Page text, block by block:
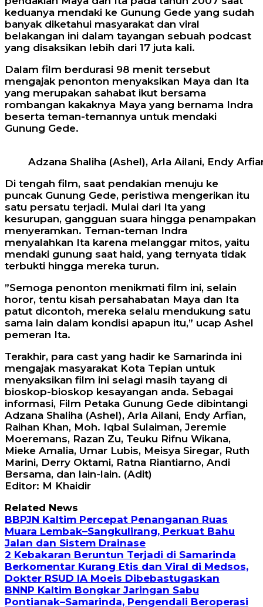
keduanya mendaki ke Gunung Gede yang sudah
banyak diketahui masyarakat dan viral
belakangan ini dalam tayangan sebuah podcast
yang disaksikan lebih dari 17 juta kali.
Dalam film berdurasi 98 menit tersebut
mengajak penonton menyaksikan Maya dan Ita
yang merupakan sahabat ikut bersama
rombangan kakaknya Maya yang bernama Indra
beserta teman-temannya untuk mendaki
Gunung Gede.
Adzana Shaliha (Ashel), Arla Ailani, Endy
Di tengah film, saat pendakian menuju ke
puncak Gunung Gede, peristiwa mengerikan itu
satu persatu terjadi. Mulai dari Ita yang
kesurupan, gangguan suara hingga penampakan
menyeramkan. Teman-teman Indra
menyalahkan Ita karena melanggar mitos, yaitu
mendaki gunung saat haid, yang ternyata tidak
terbukti hingga mereka turun.
”Semoga penonton menikmati film ini, selain
horor, tentu kisah persahabatan Maya dan Ita
patut dicontoh, mereka selalu mendukung satu
sama lain dalam kondisi apapun itu,” ucap Ashel
pemeran Ita.
Terakhir, para cast yang hadir ke Samarinda ini
mengajak masyarakat Kota Tepian untuk
menyaksikan film ini selagi masih tayang di
bioskop-bioskop kesayangan anda. Sebagai
informasi, Film Petaka Gunung Gede dibintangi
Adzana Shaliha (Ashel), Arla Ailani, Endy Arfian,
Raihan Khan, Moh. Iqbal Sulaiman, Jeremie
Moeremans, Razan Zu, Teuku Rifnu Wikana,
Mieke Amalia, Umar Lubis, Meisya Siregar, Ruth
Marini, Derry Oktami, Ratna Riantiarno, Andi
Bersama, dan lain-lain. (Adit)
Editor: M Khaidir
Related News
BBPJN Kaltim Percepat Penanganan Ruas
Muara Lembak–Sangkulirang, Perkuat Bahu
Jalan dan Sistem Drainase
2 Kebakaran Beruntun Terjadi di Samarinda
Berkomentar Kurang Etis dan Viral di Medsos,
Dokter RSUD IA Moeis Dibebastugaskan
BNNP Kaltim Bongkar Jaringan Sabu
Pontianak–Samarinda, Pengendali Beroperasi